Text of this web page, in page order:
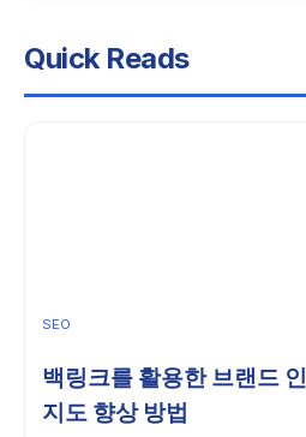
The
next
통
전
NXT
서
발
구
소
Quick Reads
SEO
백링크를 활용한 브랜드 인
지도 향상 방법